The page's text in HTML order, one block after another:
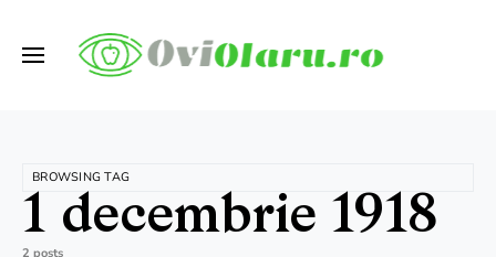
BROWSING TAG
1 decembrie 1918
2 posts